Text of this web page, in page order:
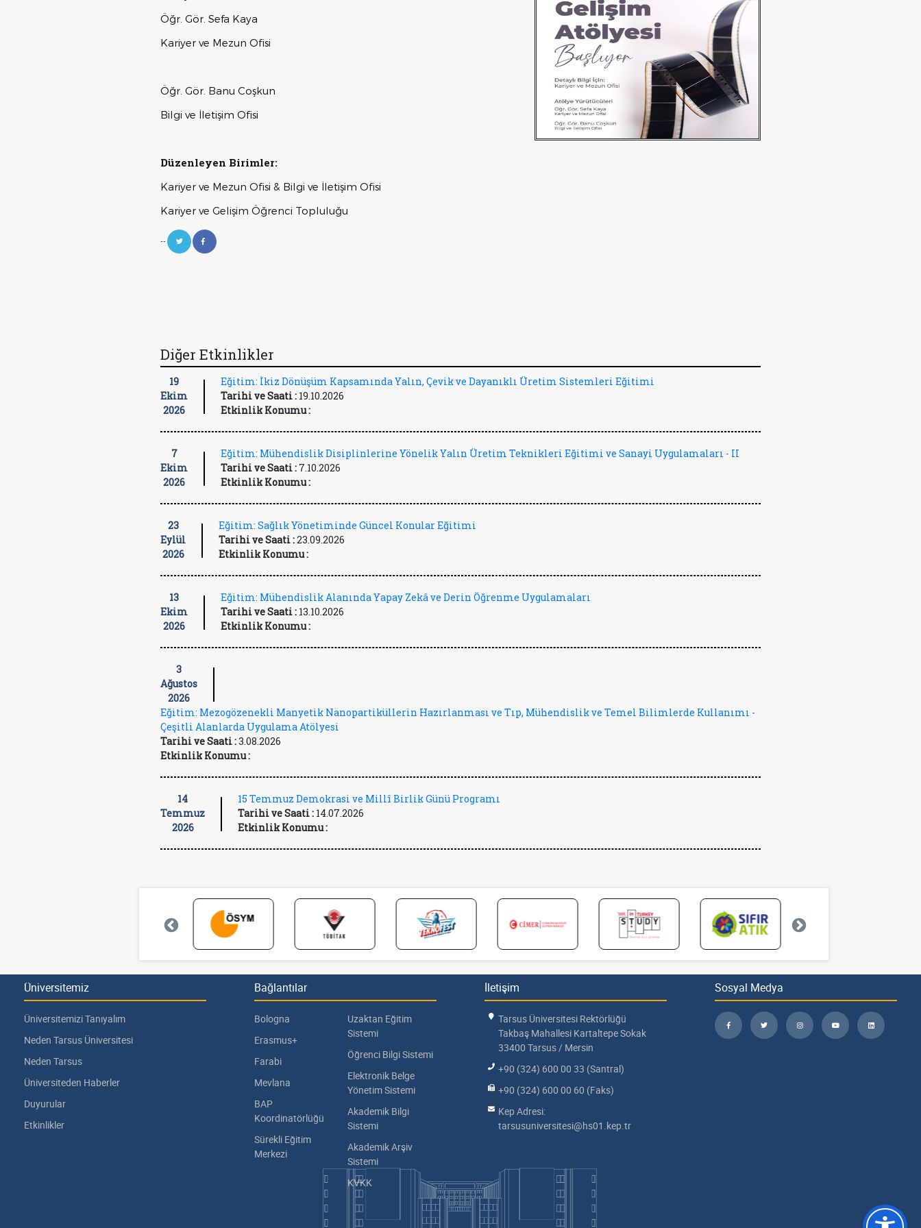
Öğr. Gör. Sefa Kaya
Kariyer ve Mezun Ofisi
Öğr. Gör. Banu Coşkun
Bilgi ve İletişim Ofisi
Düzenleyen Birimler:
Kariyer ve Mezun Ofisi & Bilgi ve İletişim Ofisi
Kariyer ve Gelişim Öğrenci Topluluğu
--
Diğer Etkinlikler
19
Ekim
2026
Eğitim: İkiz Dönüşüm Kapsamında Yalın, Çevik ve Dayanıklı Üretim Sistemleri Eğitimi
Tarihi ve Saati : 19.10.2026
Etkinlik Konumu :
7
Ekim
2026
Eğitim: Mühendislik Disiplinlerine Yönelik Yalın Üretim Teknikleri Eğitimi ve Sanayi Uygulamaları - II
Tarihi ve Saati : 7.10.2026
Etkinlik Konumu :
23
Eylül
2026
Eğitim: Sağlık Yönetiminde Güncel Konular Eğitimi
Tarihi ve Saati :23.09.2026
Etkinlik Konumu :
13
Ekim
2026
Eğitim: Mühendislik Alanında Yapay Zekâ ve Derin Öğrenme Uygulamaları
Tarihi ve Saati : 13.10.2026
Etkinlik Konumu :
3
Ağustos
2026
Eğitim: Mezogözenekli Manyetik Nanopartiküllerin Hazırlanması ve Tıp, Mühendislik ve Temel Bilimlerde Kullanımı -
Çeşitli Alanlarda Uygulama Atölyesi
Tarihi ve Saati :3.08.2026
Etkinlik Konumu :
14
Temmuz
2026
15 Temmuz Demokrasi ve Millî Birlik Günü Programı
Tarihi ve Saati : 14.07.2026
Etkinlik Konumu :
Üniversitemiz
Üniversitemizi Tanıyalım
Neden Tarsus Üniversitesi
Neden Tarsus
Üniversiteden Haberler
Duyurular
Etkinlikler
Bağlantılar
Bologna
Erasmus+
Farabi
Mevlana
BAP
Koordinatörlüğü
Sürekli Eğitim
Merkezi
Uzaktan Eğitim
Sistemi
Öğrenci Bilgi Sistemi
Elektronik Belge
Yönetim Sistemi
Akademik Bilgi
Sistemi
Akademik Arşiv
Sistemi
KVKK
İletişim
Tarsus Üniversitesi Rektörlüğü
Takbaş Mahallesi Kartaltepe Sokak
33400 Tarsus / Mersin
+90 (324) 600 00 33 (Santral)
+90 (324) 600 00 60 (Faks)
Kep Adresi:
tarsusuniversitesi@hs01.kep.tr
Sosyal Medya